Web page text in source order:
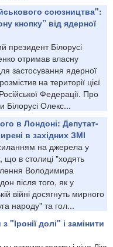
союзництва":
кнопку” від ядерної
Білорусі
отримав власну
застосування ядерної
на території цієї
Федерації. Про
Білорусі Олекс...
в Лондоні: Депутат-
в західних ЗМІ
на джерела у
що в столиці "ходять
Володимира
після того, як у
війні досягнуть мирного
народу" та гол...
"Іронії долі" і замінити